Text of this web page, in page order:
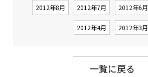
2012年8月 2012年7月 2012年6月
2012年4月 2012年3月
一覧に戻る